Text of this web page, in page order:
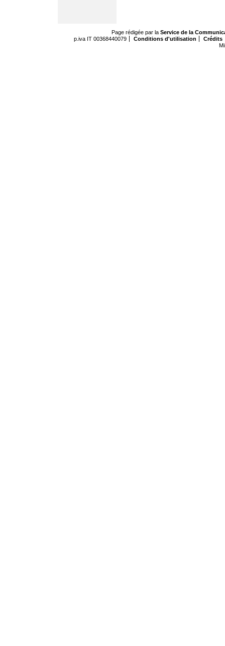
Page rédigée par la Service de la
p.iva IT 00368440079
Conditions d'utilisation
Crédits